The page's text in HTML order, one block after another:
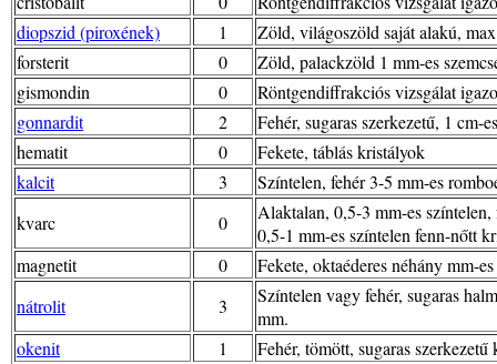
diopszid (piroxének)
1
Zöld, világoszöld saját alakú,
forsterit
0
Zöld, palackzöld 1 mm-es
gismondin
0
Röntgendiffrakciós vizsgálat
gonnardit
2
Fehér, sugaras szerkezetű, 1 cm-
hematit
0
Fekete, táblás kristályok
kalcit
3
Színtelen, fehér 3-5 mm-es
kvarc
0
Alaktalan, 0,5-3 mm-es
0,5-1 mm-es színtelen fenn-nőtt
magnetit
0
Fekete, oktaéderes néhány mm-
nátrolit
3
Színtelen vagy fehér, sugaras
mm.
okenit
1
Fehér, tömött, sugaras szerkezetű